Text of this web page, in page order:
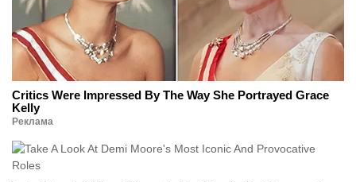
Critics Were Impressed By The Way She Portrayed Grace
Kelly
Реклама